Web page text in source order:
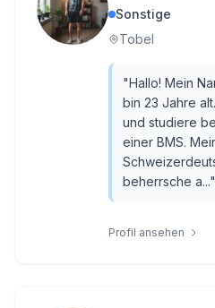
Sonstige
Tobel
"Hallo! Mein
bin 23 Jahre
und studiere
einer BMS.
beherrsche a..."
Profil ansehen